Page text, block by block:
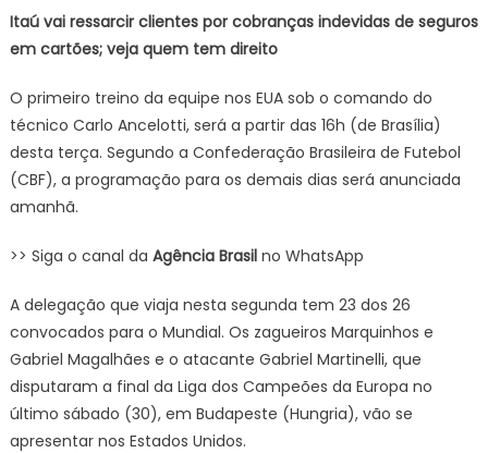
Itaú vai ressarcir clientes por cobranças indevidas de seguros
em cartões; veja quem tem direito
O primeiro treino da equipe nos EUA sob o comando do
técnico Carlo Ancelotti, será a partir das 16h (de Brasília)
desta terça. Segundo a Confederação Brasileira de Futebol
(CBF), a programação para os demais dias será anunciada
amanhã.
>> Siga o canal da Agência Brasil no WhatsApp
A delegação que viaja nesta segunda tem 23 dos 26
convocados para o Mundial. Os zagueiros Marquinhos e
Gabriel Magalhães e o atacante Gabriel Martinelli, que
disputaram a final da Liga dos Campeões da Europa no
último sábado (30), em Budapeste (Hungria), vão se
apresentar nos Estados Unidos.